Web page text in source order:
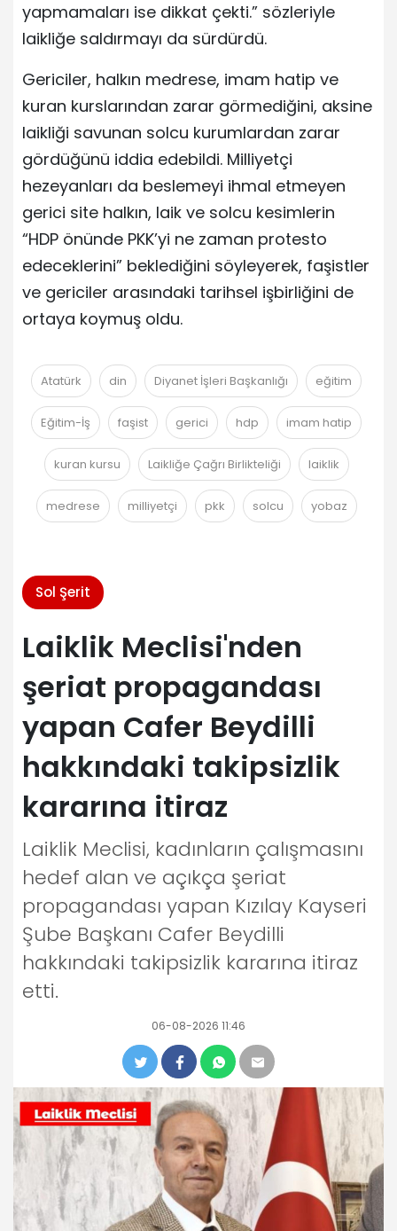
yapmamaları ise dikkat çekti.” sözleriyle
laikliğe saldırmayı da sürdürdü.
Gericiler, halkın medrese, imam hatip ve
kuran kurslarından zarar görmediğini, aksine
laikliği savunan solcu kurumlardan zarar
gördüğünü iddia edebildi. Milliyetçi
hezeyanları da beslemeyi ihmal etmeyen
gerici site halkın, laik ve solcu kesimlerin
“HDP önünde PKK’yi ne zaman protesto
edeceklerini” beklediğini söyleyerek, faşistler
ve gericiler arasındaki tarihsel işbirliğini de
ortaya koymuş oldu.
Atatürk din Diyanet İşleri Başkanlığı eğitim
Eğitim-İş faşist gerici hdp imam hatip
kuran kursu Laikliğe Çağrı Birlikteliği laiklik
medrese milliyetçi pkk solcu yobaz
Sol Şerit
Laiklik Meclisi'nden
şeriat propagandası
yapan Cafer Beydilli
hakkındaki takipsizlik
kararına itiraz
Laiklik Meclisi, kadınların çalışmasını
hedef alan ve açıkça şeriat
propagandası yapan Kızılay Kayseri
Şube Başkanı Cafer Beydilli
hakkındaki takipsizlik kararına itiraz
etti.
06-08-2026 11:46